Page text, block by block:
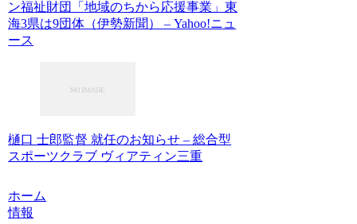
ン福祉財団「地域のちから応援事業」東
海3県は9団体（伊勢新聞） – Yahoo!ニュ
ース
樋口 士郎監督 就任のお知らせ – 総合型
スポーツクラブ ヴィアティン三重
ホーム
情報